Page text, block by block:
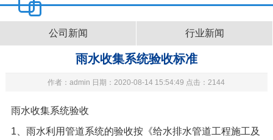
公司新闻 行业新闻
雨水收集系统验收标准
作者：admin 日期：2020-08-14 15:54:49 点击：2144
雨水收集系统验收
1 、雨水利用管道系统的验收按《给水排水管道工程施工及